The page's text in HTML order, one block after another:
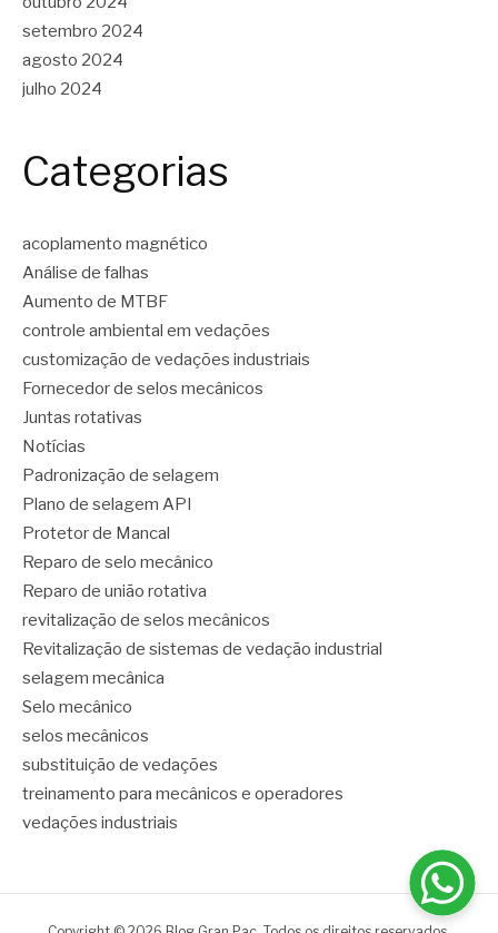
setembro 2024
agosto 2024
julho 2024
Categorias
acoplamento magnético
Análise de falhas
Aumento de MTBF
controle ambiental em vedações
customização de vedações industriais
Fornecedor de selos mecânicos
Juntas rotativas
Notícias
Padronização de selagem
Plano de selagem API
Protetor de Mancal
Reparo de selo mecânico
Reparo de união rotativa
revitalização de selos mecânicos
Revitalização de sistemas de vedação industrial
selagem mecânica
Selo mecânico
selos mecânicos
substituição de vedações
treinamento para mecânicos e operadores
vedações industriais